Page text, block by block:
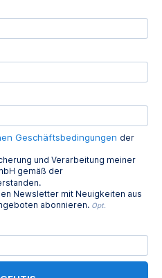
Geschäftsbedingungen der
und Verarbeitung meiner
gemäß der
Newsletter mit Neuigkeiten aus
abonnieren. Opt.